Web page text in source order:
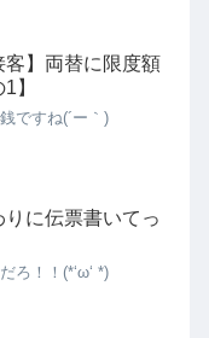
客】両替に限度額
】
ですね(´ー｀)
りに伝票書いてっ
ろ！！(*‘ω‘ *)